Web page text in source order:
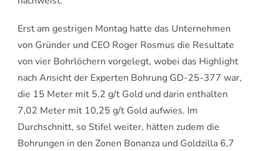
Erst am gestrigen Montag hatte das Unternehmen
von Gründer und CEO Roger Rosmus die Resultate
von vier Bohrlöchern vorgelegt, wobei das Highlight
nach Ansicht der Experten Bohrung GD-25-377 war,
die 15 Meter mit 5,2 g/t Gold und darin enthalten
7,02 Meter mit 10,25 g/t Gold aufwies. Im
Durchschnitt, so Stifel weiter, hätten zudem die
Bohrungen in den Zonen Bonanza und Goldzilla 6,7